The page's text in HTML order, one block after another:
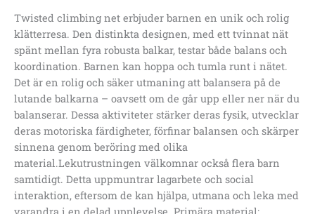
Twisted climbing net erbjuder barnen en unik och rolig
klätterresa. Den distinkta designen, med ett tvinnat nät
spänt mellan fyra robusta balkar, testar både balans och
koordination. Barnen kan hoppa och tumla runt i nätet.
Det är en rolig och säker utmaning att balansera på de
lutande balkarna – oavsett om de går upp eller ner när du
balanserar. Dessa aktiviteter stärker deras fysik, utvecklar
deras motoriska färdigheter, förfinar balansen och skärper
sinnena genom beröring med olika
material.Lekutrustningen välkomnar också flera barn
samtidigt. Detta uppmuntrar lagarbete och social
interaktion, eftersom de kan hjälpa, utmana och leka med